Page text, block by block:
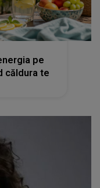
pe
căldura te